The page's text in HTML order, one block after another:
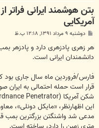
بتن‌ هوشمند ایرانی فراتر
آمریکایی
پ
ت
دوشنبه ۹ مرداد ۱۳۹۱, ۱۲:۱۸ ب.ظ
هر زهری پادزهری دارد و پادزهر
دانشمندان ایرانی است.
فارس/فروردین ماه سال جاری بود که
قرار است حمله احتمالی به ایران
این اظهارنظر، «مایکل دونلی»،